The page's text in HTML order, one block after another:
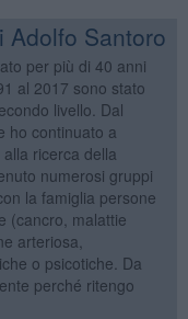
Adolfo Santoro
per più di 40 anni
al 2017 sono stato
livello. Dal
ho continuato a
ricerca della
numerosi gruppi
la famiglia persone
(cancro, malattie
arteriosa,
o psicotiche. Da
perché ritengo